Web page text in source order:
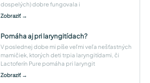
dospelých) dobre fungovala i
Zobraziť →
Pomáha aj pri laryngitídach?
V poslednej dobe mi píše veľmi veľa nešťastných
mamičiek, ktorých deti trpia laryngitídami, či
Lactoferín Pure pomáha pri laryngit
Zobraziť →